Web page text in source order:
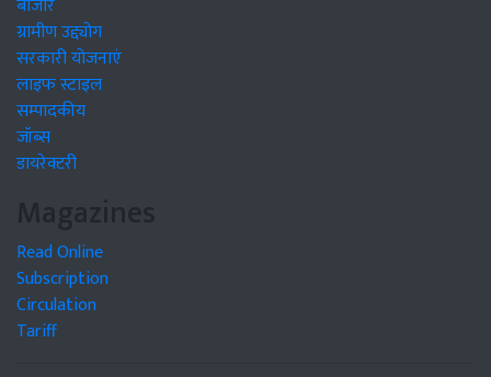
ग्रामीण उद्द्योग
सरकारी योजनाएं
लाइफ स्टाइल
सम्पादकीय
जॉब्स
डायरेक्टरी
Magazines
Read Online
Subscription
Circulation
Tariff